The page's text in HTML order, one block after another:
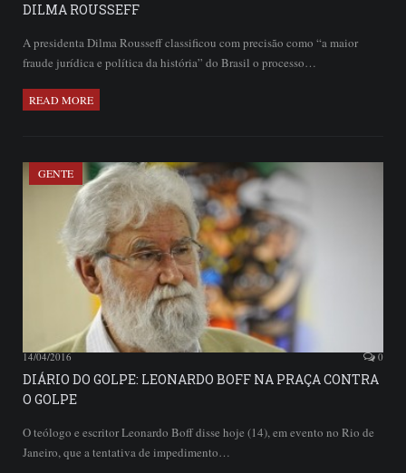
DILMA ROUSSEFF
A presidenta Dilma Rousseff classificou com precisão como “a maior
fraude jurídica e política da história” do Brasil o processo…
READ MORE
GENTE
14/04/2016 0
DIÁRIO DO GOLPE: LEONARDO BOFF NA PRAÇA CONTRA
O GOLPE
O teólogo e escritor Leonardo Boff disse hoje (14), em evento no Rio de
Janeiro, que a tentativa de impedimento…